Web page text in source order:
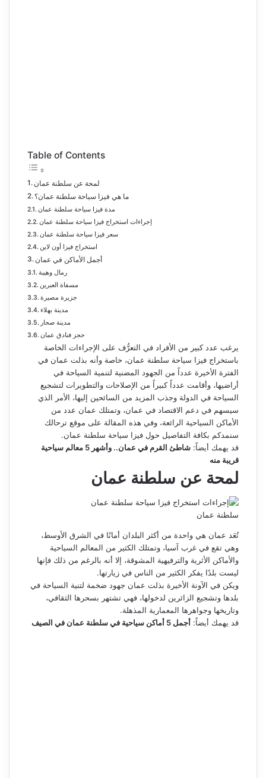
Table of Contents
لمحة عن سلطنة عمان
ما هي فيزا سياحة سلطنة عمان؟
مدة فيزا سياحة سلطنة عمان
إجراءات استخراج فيزا سياحة سلطنة عمان
سعر فيزا سياحة سلطنة عمان
استخراج فيزا أون لاين
أجمل الأماكن في عمان
رمال وهيبة
مسفاة العبرين
جزيرة مصيرة
مدينة بهلاء
مدينة صحار
حجز فنادق عمان
يرغب عدد كبير من الأفراد في التعرُّف على الإجراءات الخاصة
باستخراج فيزا سياحة سلطنة عمان، خاصة وأنه بذلت عمان في
الفترة الأخيرة عدداً من الجهود المضنية لتنمية السياحة في
أراضيها، وأقامت عدداً كبيراً من الإصلاحات والتطويرات لتشجيع
السياحة في الدولة وجذب المزيد من السائحين إليها، الأمر الذي
سيسهم في دعم الاقتصاد في عمان، وتمتلك عمان عدد من
الأماكن السياحية الرائعة، وفي هذه المقالة على موقع ترحالك
سنمدكم بكافة التفاصيل حول فيزا سياحة سلطنة عمان.
قد يهمك أيضاً:
شاطئ القرم في عمان.. وأشهر 5 معالم سياحية
قريبة منه
لمحة عن سلطنة عمان
سلطنة عمان
تُعَد عمان هي واحدة من أكثر البلدان أمانًا في الشرق الأوسط،
وهي تقع في غرب آسيا، وتمتلك الكثير من المعالم السياحية
والأماكن الأثرية والترفيهية المشوقة، إلا أنه بالرغم من ذلك فإنها
ليست بلدًا يفكر الكثير من الناس في زيارتها.
ويكن في الآونة الأخيرة بذلت عمان جهود ضخمة لتنية السياحة في
بلدها وتشجيع الزائرين لدخولها، فهي تشتهر بسحرها الثقافي،
وتاريخها وجواهرها المعمارية المذهلة.
قد يهمك أيضاً: أجمل 5 أماكن سياحية في سلطنة عمان في الصيف